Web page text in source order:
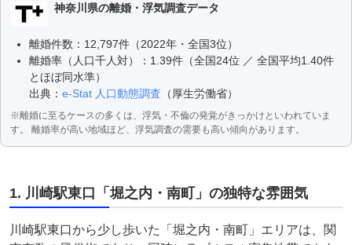
神奈川県の離婚・浮気調査データ
離婚件数：12,797件（2022年・全国3位）
離婚率（人口千人対）：1.39件（全国24位 ／ 全国平均1.40件
とほぼ同水準）
出典： e-Stat 人口動態調査 （厚生労働省）
※離婚に至るケースの多くは、浮気・不倫の発覚がきっかけといわれていま
す。 離婚率が高い地域ほど、浮気調査の需要も高い傾向があります。
1. 川崎駅東口「堀之内・南町」の独特な雰囲気
川崎駅東口から少し歩いた「堀之内・南町」エリアは、関